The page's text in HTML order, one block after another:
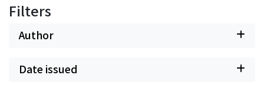
Filters
Author
Date issued